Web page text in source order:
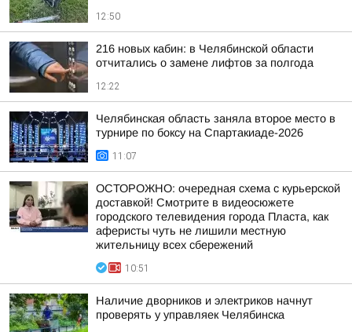
12:50
216 новых кабин: в Челябинской области
отчитались о замене лифтов за полгода
12:22
Челябинская область заняла второе место в
турнире по боксу на Спартакиаде-2026
11:07
ОСТОРОЖНО: очередная схема с курьерской
доставкой! Смотрите в видеосюжете
городского телевидения города Пласта, как
аферисты чуть не лишили местную
жительницу всех сбережений
10:51
Наличие дворников и электриков начнут
проверять у управляек Челябинска